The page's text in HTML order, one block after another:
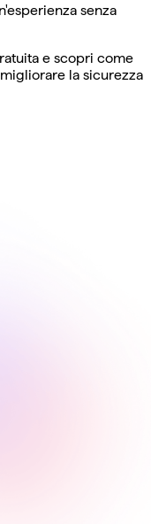
senza
e scopri come
la sicurezza